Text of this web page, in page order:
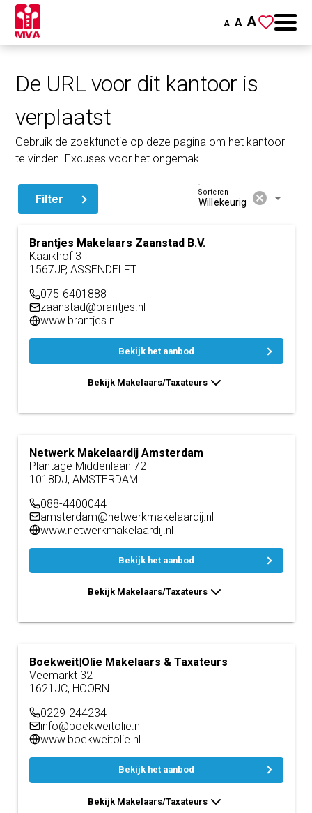
A A A
De URL voor dit kantoor is
verplaatst
Gebruik de zoekfunctie op deze pagina om het kantoor
te vinden. Excuses voor het ongemak.
Filter Willekeurig
Sorteren cancel arrow_drop_down
Brantjes Makelaars Zaanstad B.V.
Kaaikhof 3
1567JP, ASSENDELFT
075-6401888
zaanstad@brantjes.nl
www.brantjes.nl
Bekijk het aanbod
Bekijk Makelaars/Taxateurs
Netwerk Makelaardij Amsterdam
Plantage Middenlaan 72
1018DJ, AMSTERDAM
088-4400044
amsterdam@netwerkmakelaardij.nl
www.netwerkmakelaardij.nl
Bekijk het aanbod
Bekijk Makelaars/Taxateurs
Boekweit|Olie Makelaars & Taxateurs
Veemarkt 32
1621JC, HOORN
0229-244234
info@boekweitolie.nl
www.boekweitolie.nl
Bekijk het aanbod
Bekijk Makelaars/Taxateurs